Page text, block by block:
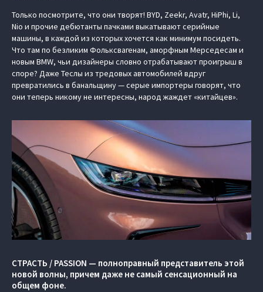
Только посмотрите, что они творят! BYD, Zeekr, Avatr, HiPhi, Li,
Nio и прочие дебютанты пачками выкатывают серийные
машины, в каждой из которых хочется как минимум посидеть.
Что там по безликим Фольксвагенам, аморфным Мерседесам и
новым BMW, чьи дизайнеры словно отрабатывают проигрыш в
споре? Даже Теслы из тредовых автомобилей вдруг
превратились в банальщину — серые импортеры говорят, что
они теперь никому не интересны, народ жаждет «китайцев».
СТРАСТЬ / PASSION — полноправный представитель этой
новой волны, причем даже не самый сенсационный на
общем фоне.